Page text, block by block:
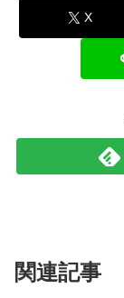
X
関連記事